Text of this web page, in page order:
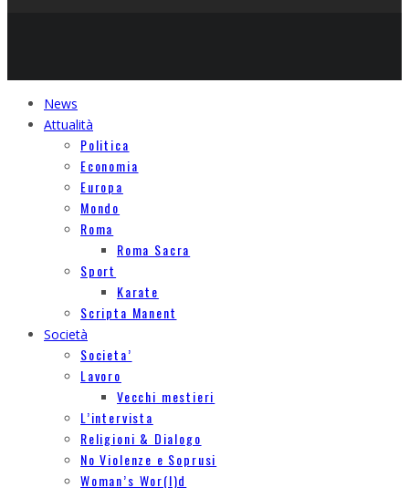
News
Attualità
Politica
Economia
Europa
Mondo
Roma
Roma Sacra
Sport
Karate
Scripta Manent
Società
Societa’
Lavoro
Vecchi mestieri
L’intervista
Religioni & Dialogo
No Violenze e Soprusi
Woman’s Wor(l)d